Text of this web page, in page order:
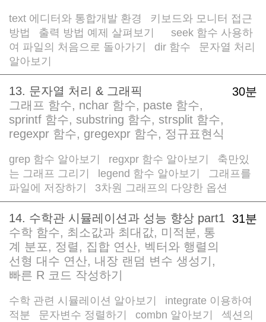
text 에디터와 통합개발 환경
키보드와 모니터 접근
방법
출력 방법 예제 살펴보기
seek 함수 사용하
여 파일의 처음으로 돌아가기
dir 함수
문자열 처리
알아보기
30분
13. 문자열 처리 & 그래픽
그래프 함수, nchar 함수, paste 함수,
sprintf 함수, substring 함수, strsplit 함수,
regexpr 함수, gregexpr 함수, 정규표현식
grep 함수 알아보기 regxpr 함수 알아보기
축만있
는 그래프 그리기
legend 함수 알아보기
그래프를
파일에 저장하기
3차원 그래프의 다양한 옵션
31분
14. 수학관 시뮬레이션과 성능 향상 part1
수학 함수, 최소값과 최대값, 미적분, 통
계 분포, 정렬, 집합 연산, 벡터와 행렬의
선형 대수 연산, 내장 랜덤 변수 생성기,
빠른 R 코드 작성하기
수학 관련 시뮬레이션 알아보기
integrate 이용하여
적분
문자변수 정렬하기 combn 알아보기
섹션의